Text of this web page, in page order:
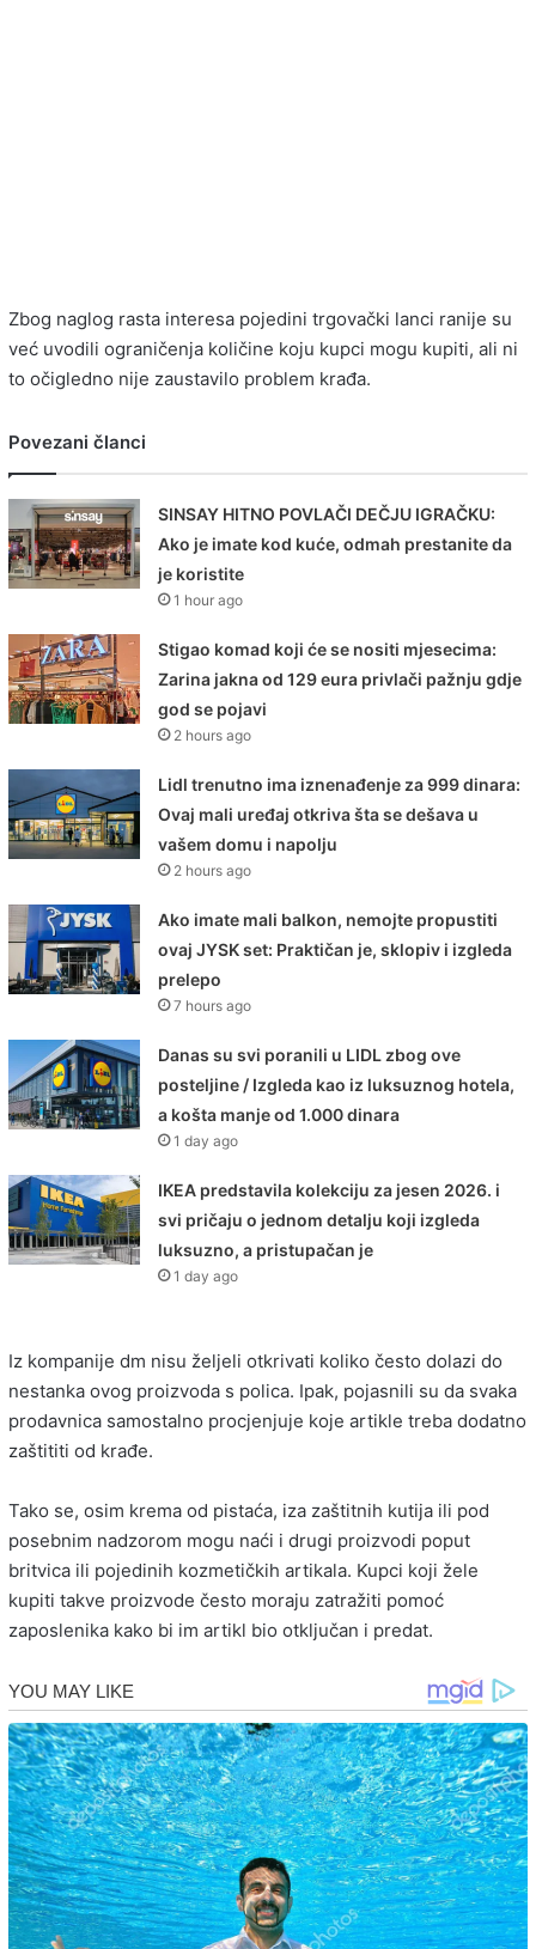
Zbog naglog rasta interesa pojedini trgovački lanci ranije su
već uvodili ograničenja količine koju kupci mogu kupiti, ali ni
to očigledno nije zaustavilo problem krađa.
Povezani članci
SINSAY HITNO POVLAČI DEČJU IGRAČKU:
Ako je imate kod kuće, odmah prestanite da
je koristite
1 hour ago
Stigao komad koji će se nositi mjesecima:
Zarina jakna od 129 eura privlači pažnju gdje
god se pojavi
2 hours ago
Lidl trenutno ima iznenađenje za 999 dinara:
Ovaj mali uređaj otkriva šta se dešava u
vašem domu i napolju
2 hours ago
Ako imate mali balkon, nemojte propustiti
ovaj JYSK set: Praktičan je, sklopiv i izgleda
prelepo
7 hours ago
Danas su svi poranili u LIDL zbog ove
posteljine / Izgleda kao iz luksuznog hotela,
a košta manje od 1.000 dinara
1 day ago
IKEA predstavila kolekciju za jesen 2026. i
svi pričaju o jednom detalju koji izgleda
luksuzno, a pristupačan je
1 day ago
Iz kompanije dm nisu željeli otkrivati koliko često dolazi do
nestanka ovog proizvoda s polica. Ipak, pojasnili su da svaka
prodavnica samostalno procjenjuje koje artikle treba dodatno
zaštititi od krađe.
Tako se, osim krema od pistaća, iza zaštitnih kutija ili pod
posebnim nadzorom mogu naći i drugi proizvodi poput
britvica ili pojedinih kozmetičkih artikala. Kupci koji žele
kupiti takve proizvode često moraju zatražiti pomoć
zaposlenika kako bi im artikl bio otključan i predat.